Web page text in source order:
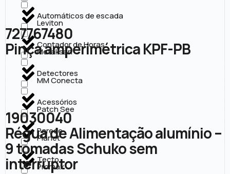
Automáticos de escada
Contador de Horas
Detectores
Acessórios
Parede
Tecto
Leviton
Metaksan
MM Conecta
Patch See
Planet
Promax
727767480
Pinça amperimétrica KPF-PB
19030040
Régua de Alimentação alumínio –
9 tomadas Schuko sem
interruptor